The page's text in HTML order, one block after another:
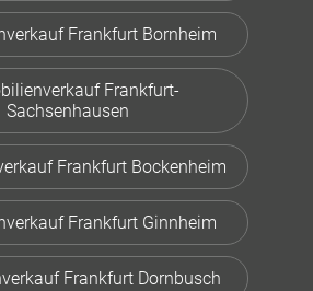
Frankfurt Bornheim
Frankfurt-
Sachsenhausen
Frankfurt Bockenheim
Frankfurt Ginnheim
Frankfurt Dornbusch